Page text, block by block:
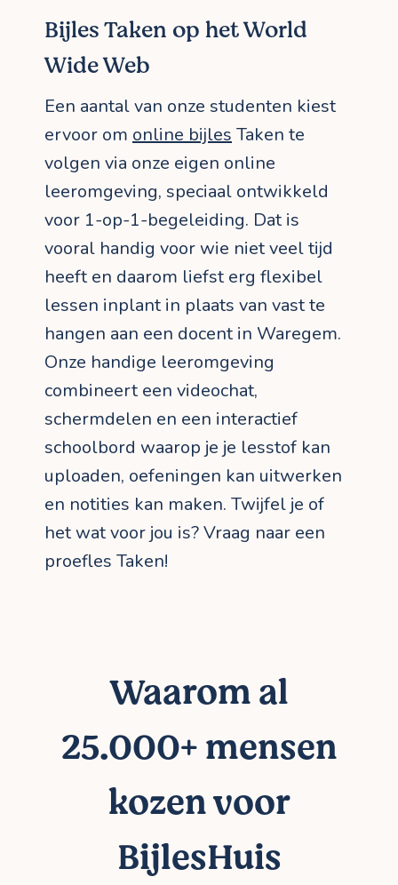
Bijles Taken op het World
Wide Web
Een aantal van onze studenten kiest
ervoor om online bijles Taken te
volgen via onze eigen online
leeromgeving, speciaal ontwikkeld
voor 1-op-1-begeleiding. Dat is
vooral handig voor wie niet veel tijd
heeft en daarom liefst erg flexibel
lessen inplant in plaats van vast te
hangen aan een docent in Waregem.
Onze handige leeromgeving
combineert een videochat,
schermdelen en een interactief
schoolbord waarop je je lesstof kan
uploaden, oefeningen kan uitwerken
en notities kan maken. Twijfel je of
het wat voor jou is? Vraag naar een
proefles Taken!
Waarom al
25.000+ mensen
kozen voor
BijlesHuis